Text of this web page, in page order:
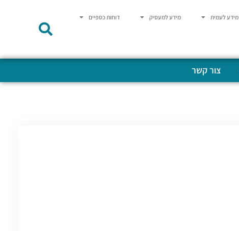
מידע לעמית מידע למעסיק דוחות כספיים
צור קשר